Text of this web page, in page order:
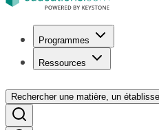
Programmes
Ressources
Rechercher une matière, un